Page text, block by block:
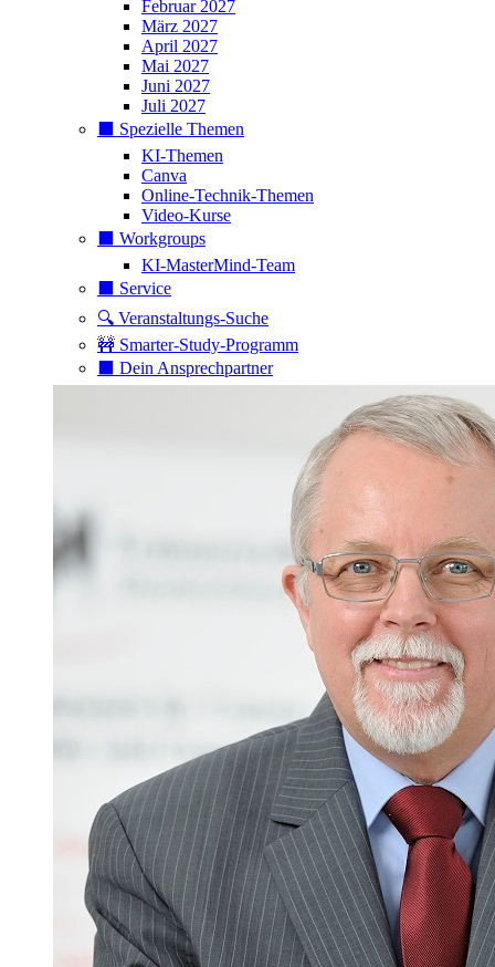
Februar 2027
März 2027
April 2027
Mai 2027
Juni 2027
Juli 2027
⬛️ Spezielle Themen
KI-Themen
Canva
Online-Technik-Themen
Video-Kurse
⬛️ Workgroups
KI-MasterMind-Team
⬛️ Service
🔍 Veranstaltungs-Suche
🚧 Smarter-Study-Programm
⬛️ Dein Ansprechpartner